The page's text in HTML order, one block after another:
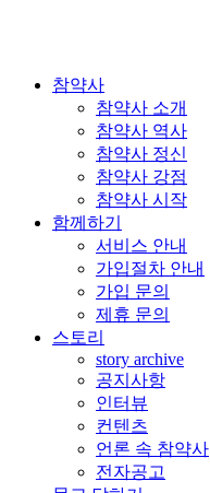
참약사
참약사 소개
참약사 역사
참약사 정신
참약사 강점
참약사 시작
함께하기
서비스 안내
가입절차 안내
가입 문의
제휴 문의
스토리
story archive
공지사항
인터뷰
컨텐츠
언론 속 참약사
전자공고